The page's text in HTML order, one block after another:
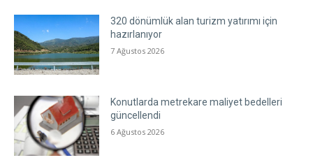
320 dönümlük alan turizm yatırımı için
hazırlanıyor
7 Ağustos 2026
Konutlarda metrekare maliyet bedelleri
güncellendi
6 Ağustos 2026